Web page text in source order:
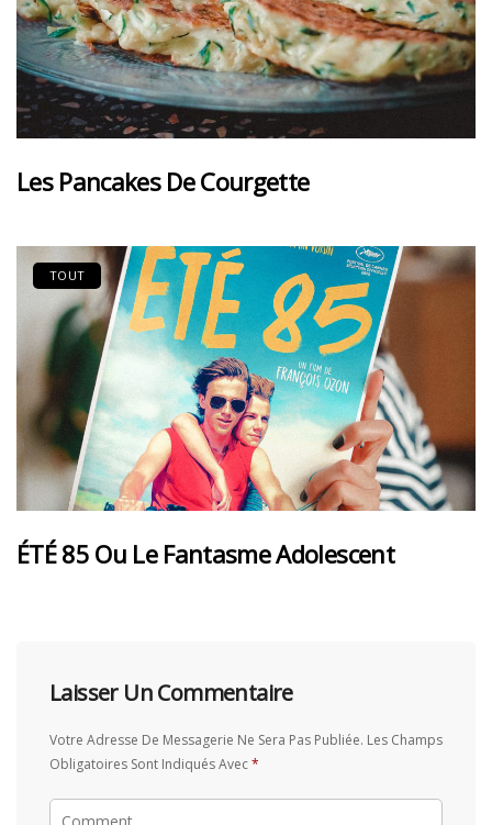
Les Pancakes De Courgette
TOUT
ÉTÉ 85 Ou Le Fantasme Adolescent
Laisser Un Commentaire
Votre Adresse De Messagerie Ne Sera Pas Publiée. Les Champs
Obligatoires Sont Indiqués Avec*